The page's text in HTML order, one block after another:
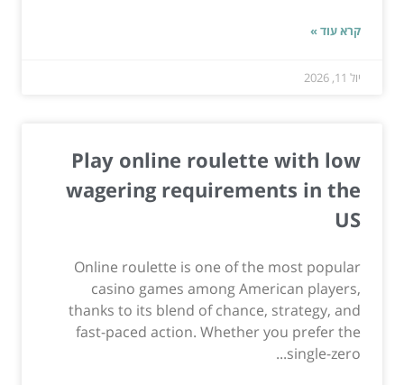
קרא עוד »
יול 11, 2026
Play online roulette with low
wagering requirements in the
US
Online roulette is one of the most popular
casino games among American players,
thanks to its blend of chance, strategy, and
fast-paced action. Whether you prefer the
single-zero...